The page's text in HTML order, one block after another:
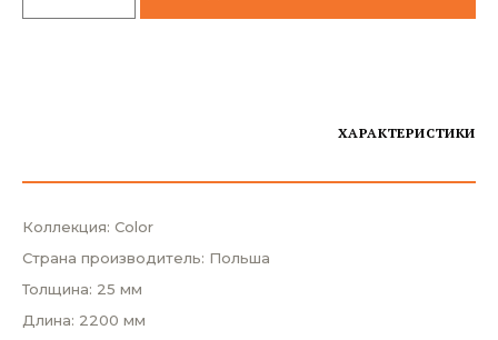
ХАРАКТЕРИСТИКИ
Коллекция: Color
Страна производитель: Польша
Толщина: 25 мм
Длина: 2200 мм